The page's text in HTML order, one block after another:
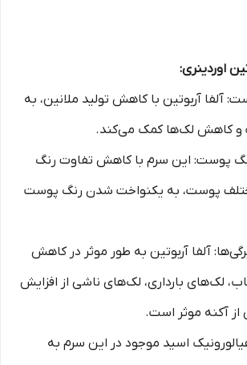
اوردینری:
آلفا آربوتین با کاهش تولید ملانین، به
کاهش لک‌ها کمک می‌کند.
پوست: این سرم با کاهش تفاوت رنگ
پوست، به یکنواخت شدن رنگ پوست
آلفا آربوتین به طور موثر در کاهش
لک‌های بارداری، لک‌های ناشی از افزایش
آکنه موثر است.
اسید موجود در این سرم به